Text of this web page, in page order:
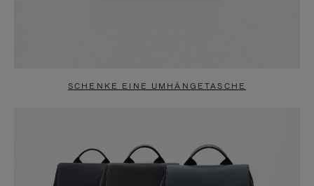
SCHENKE EINE UMHÄNGETASCHE